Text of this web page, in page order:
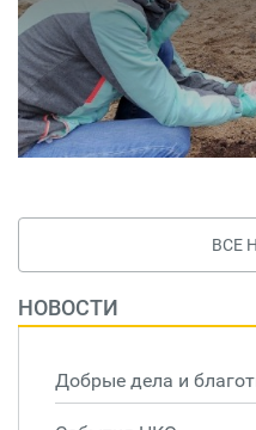
ВСЕ
НОВОСТИ
Добрые дела и